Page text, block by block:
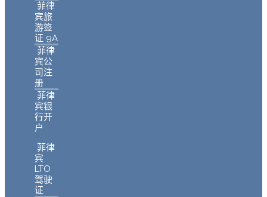
菲律
宾旅
游签
证 9A
菲律
宾公
司注
册
菲律
宾银
行开
户
菲律
宾
LTO
驾驶
证